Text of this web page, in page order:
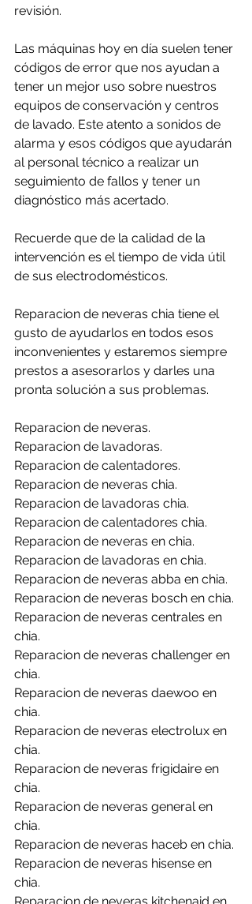
revisión.
Las máquinas hoy en día suelen tener
códigos de error que nos ayudan a
tener un mejor uso sobre nuestros
equipos de conservación y centros
de lavado. Este atento a sonidos de
alarma y esos códigos que ayudarán
al personal técnico a realizar un
seguimiento de fallos y tener un
diagnóstico más acertado.
Recuerde que de la calidad de la
intervención es el tiempo de vida útil
de sus electrodomésticos.
Reparacion de neveras chia tiene el
gusto de ayudarlos en todos esos
inconvenientes y estaremos siempre
prestos a asesorarlos y darles una
pronta solución a sus problemas.
Reparacion de neveras.
Reparacion de lavadoras.
Reparacion de calentadores.
Reparacion de neveras chia.
Reparacion de lavadoras chia.
Reparacion de calentadores chia.
Reparacion de neveras en chia.
Reparacion de lavadoras en chia.
Reparacion de neveras abba en chia.
Reparacion de neveras bosch en chia.
Reparacion de neveras centrales en
chia.
Reparacion de neveras challenger en
chia.
Reparacion de neveras daewoo en
chia.
Reparacion de neveras electrolux en
chia.
Reparacion de neveras frigidaire en
chia.
Reparacion de neveras general en
chia.
Reparacion de neveras haceb en chia.
Reparacion de neveras hisense en
chia.